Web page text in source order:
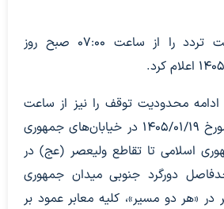
موسوی پور محدودیت تردد را از ساعت ۰۷:۰۰ صبح روز
محدودیت توقف را نیز از ساعت
۲۴:۰۰ روز چهارشنبه مورخ ۱۴۰۵/۰۱/۱۹ در خیابان‌های جمهوری
اسلامی تا تقاطع ولیعصر (عج) در
دورگرد جنوبی میدان جمهوری
در «هر دو مسیر»، کلیه معابر عمود بر